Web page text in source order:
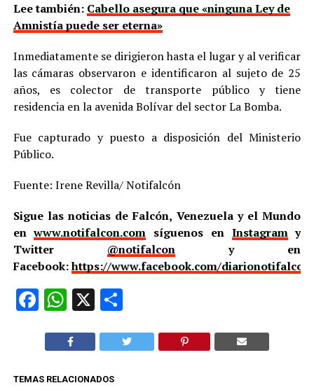
Lee también: Cabello asegura que «ninguna Ley de
Amnistía puede ser eterna»
Inmediatamente se dirigieron hasta el lugar y al verificar
las cámaras observaron e identificaron al sujeto de 25
años, es colector de transporte público y tiene
residencia en la avenida Bolívar del sector La Bomba.
Fue capturado y puesto a disposición del Ministerio
Público.
Fuente: Irene Revilla/ Notifalcón
Sigue las noticias de Falcón, Venezuela y el Mundo
enwww.notifalcon.com síguenos en Instagramy
Twitter @notifalcony en
Facebook:https://www.facebook.com/
Facebook
WhatsApp
X Compartir
TEMAS RELACIONADOS